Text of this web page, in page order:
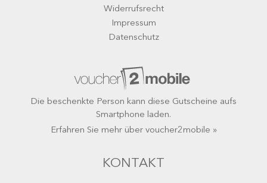
Widerrufsrecht
Impressum
Datenschutz
Die beschenkte Person kann diese Gutscheine aufs
Smartphone laden.
Erfahren Sie mehr über voucher2mobile »
KONTAKT